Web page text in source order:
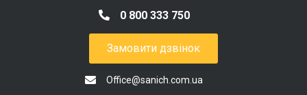
0 800 333 750
Замовити дзвінок
Office@sanich.com.ua